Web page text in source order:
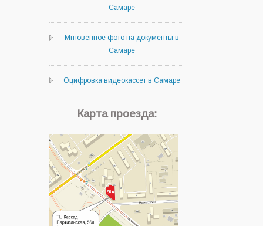
Самаре
Мгновенное фото на документы в
Самаре
Оцифровка видеокассет в Самаре
Карта проезда: